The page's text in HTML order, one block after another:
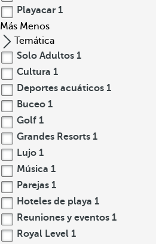
Playacar 1
Más Menos
Temática
Solo Adultos 1
Cultura 1
Deportes acuáticos 1
Buceo 1
Golf 1
Grandes Resorts 1
Lujo 1
Música 1
Parejas 1
Hoteles de playa 1
Reuniones y eventos 1
Royal Level 1